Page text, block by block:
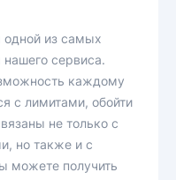
одной из самых
нашего сервиса.
каждому
с лимитами, обойти
не только с
но также и с
можете получить